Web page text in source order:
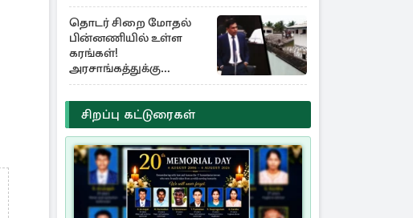
தொடர் சிறை மோதல்
பின்னணியில் உள்ள
கரங்கள்!
அரசாங்கத்துக்கு
கிடைத்த புலனாய்வு
தகவல்
சிறப்பு கட்டுரைகள்